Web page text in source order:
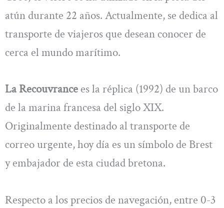
atún durante 22 años. Actualmente, se dedica al
transporte de viajeros que desean conocer de
cerca el mundo marítimo.
La Recouvrance es la réplica (1992) de un barco
de la marina francesa del siglo XIX.
Originalmente destinado al transporte de
correo urgente, hoy día es un símbolo de Brest
y embajador de esta ciudad bretona.
Respecto a los precios de navegación, entre 0-3